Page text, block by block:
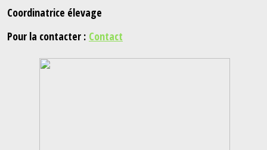
Coordinatrice élevage
Pour la contacter : Contact